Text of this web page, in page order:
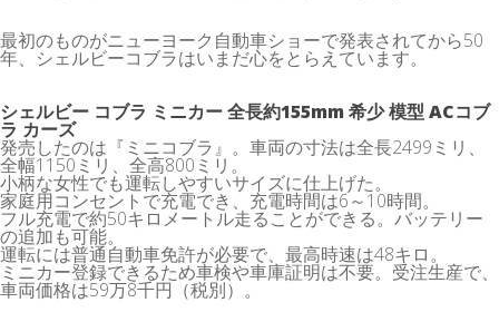
最初のものがニューヨーク自動車ショーで発表されてから50
年、シェルビーコブラはいまだ心をとらえています。
シェルビー コブラ ミニカー 全長約155mm 希少 模型 ACコブ
ラ カーズ
発売したのは『ミニコブラ』。車両の寸法は全長2499ミリ、
全幅1150ミリ、全高800ミリ。
小柄な女性でも運転しやすいサイズに仕上げた。
家庭用コンセントで充電でき、充電時間は6～10時間。
フル充電で約50キロメートル走ることができる。バッテリー
の追加も可能。
運転には普通自動車免許が必要で、最高時速は48キロ。
ミニカー登録できるため車検や車庫証明は不要。受注生産で、
車両価格は59万8千円（税別）。